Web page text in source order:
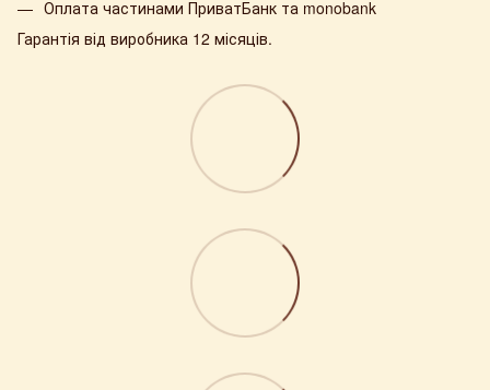
Оплата частинами ПриватБанк та monobank
Гарантія від виробника 12 місяців.